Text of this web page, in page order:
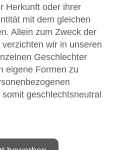
Herkunft oder ihrer
mit dem gleichen
Allein zum Zweck der
wir in unseren
Geschlechter
eigene Formen zu
geschlechtsneutral